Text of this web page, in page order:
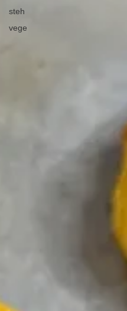
steh
vege